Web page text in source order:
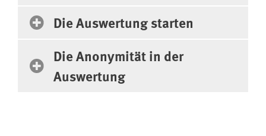
Die Auswertung starten
Die Anonymität in der
Auswertung